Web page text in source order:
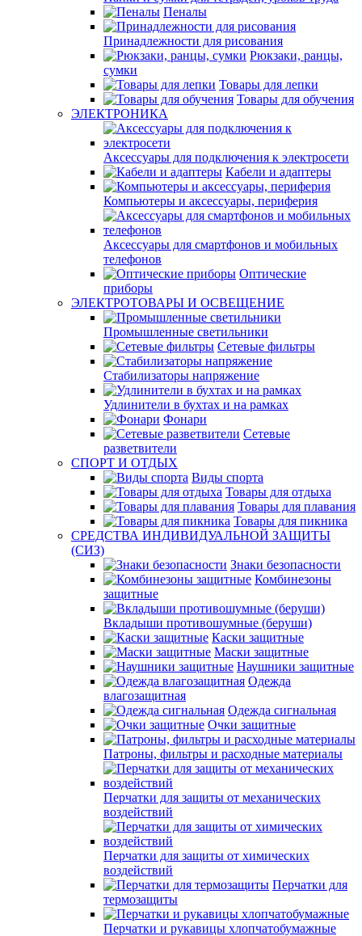
Пеналы
Принадлежности для рисования
Рюкзаки, ранцы,
сумки
Товары для лепки
Товары для обучения
ЭЛЕКТРОНИКА
Аксессуары для подключения к электросети
Кабели и адаптеры
Компьютеры и аксессуары, периферия
Аксессуары для смартфонов и мобильных
телефонов
Оптические
приборы
ЭЛЕКТРОТОВАРЫ И ОСВЕЩЕНИЕ
Промышленные светильники
Сетевые фильтры
Стабилизаторы напряжение
Удлинители в бухтах и на рамках
Фонари
Сетевые
разветвители
СПОРТ И ОТДЫХ
Виды спорта
Товары для отдыха
Товары для плавания
Товары для пикника
СРЕДСТВА ИНДИВИДУАЛЬНОЙ ЗАЩИТЫ
(СИЗ)
Знаки безопасности
Комбинезоны
защитные
Вкладыши противошумные (беруши)
Каски защитные
Маски защитные
Наушники защитные
Одежда
влагозащитная
Одежда сигнальная
Очки защитные
Патроны, фильтры и расходные материалы
Перчатки для защиты от механических
воздействий
Перчатки для защиты от химических
воздействий
Перчатки для
термозащиты
Перчатки и рукавицы хлопчатобумажные